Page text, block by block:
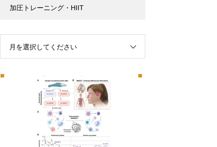
加圧トレーニング・HIIT
月を選択してください